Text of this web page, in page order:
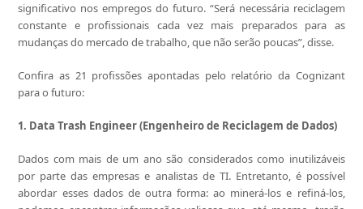
significativo nos empregos do futuro. “Será necessária reciclagem
constante e profissionais cada vez mais preparados para as
mudanças do mercado de trabalho, que não serão poucas”, disse.
Confira as 21 profissões apontadas pelo relatório da Cognizant
para o futuro:
1. Data Trash Engineer (Engenheiro de Reciclagem de Dados)
Dados com mais de um ano são considerados como inutilizáveis
por parte das empresas e analistas de TI. Entretanto, é possível
abordar esses dados de outra forma: ao minerá-los e refiná-los,